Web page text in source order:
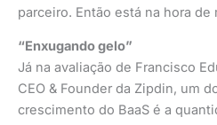
parceiro. Então está na hora de
“Enxugando gelo”
Já na avaliação de Francisco
CEO & Founder da Zipdin, um
crescimento do BaaS é a